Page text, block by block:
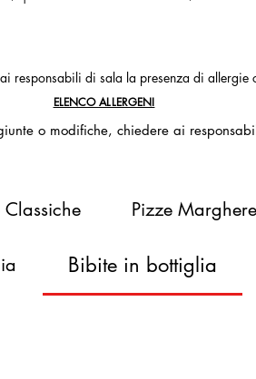
responsabili di sala la presenza di allergie
ELENCO ALLERGENI
o modifiche, chiedere ai
Classiche Pizze
Bibite in bottiglia